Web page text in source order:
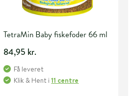
TetraMin Baby fiskefoder 66 ml
84,95 kr.
Få leveret
Klik & Hent i11 centre